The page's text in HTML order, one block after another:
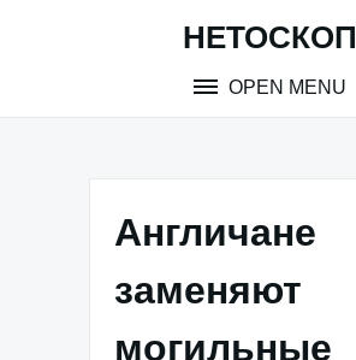
НЕТОСКОП
OPEN MENU
Англичане
заменяют
могильные